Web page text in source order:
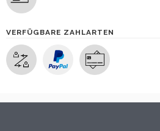
VERFÜGBARE ZAHLARTEN